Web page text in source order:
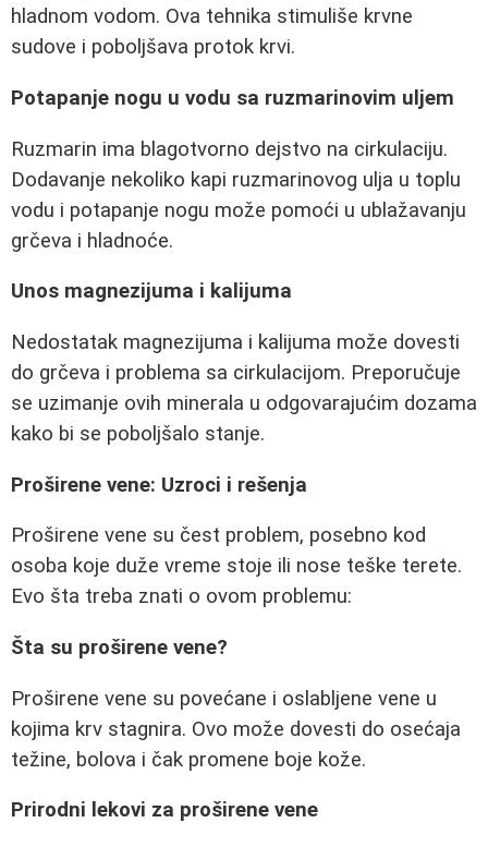
hladnom vodom. Ova tehnika stimuliše krvne
sudove i poboljšava protok krvi.
Potapanje nogu u vodu sa ruzmarinovim uljem
Ruzmarin ima blagotvorno dejstvo na cirkulaciju.
Dodavanje nekoliko kapi ruzmarinovog ulja u toplu
vodu i potapanje nogu može pomoći u ublažavanju
grčeva i hladnoće.
Unos magnezijuma i kalijuma
Nedostatak magnezijuma i kalijuma može dovesti
do grčeva i problema sa cirkulacijom. Preporučuje
se uzimanje ovih minerala u odgovarajućim dozama
kako bi se poboljšalo stanje.
Proširene vene: Uzroci i rešenja
Proširene vene su čest problem, posebno kod
osoba koje duže vreme stoje ili nose teške terete.
Evo šta treba znati o ovom problemu:
Šta su proširene vene?
Proširene vene su povećane i oslabljene vene u
kojima krv stagnira. Ovo može dovesti do osećaja
težine, bolova i čak promene boje kože.
Prirodni lekovi za proširene vene